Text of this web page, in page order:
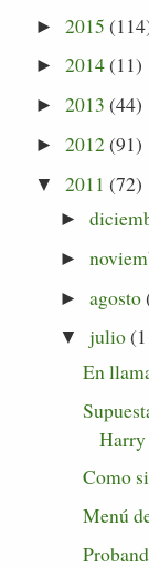
►2015
►2014(11)
►2013 (44)
►2012(91)
▼ 2011 (72)
►
►
► agosto
▼ julio
En
Como
Menú